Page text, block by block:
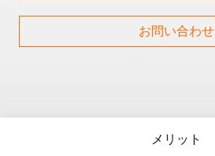
お問い合わせ
メリット